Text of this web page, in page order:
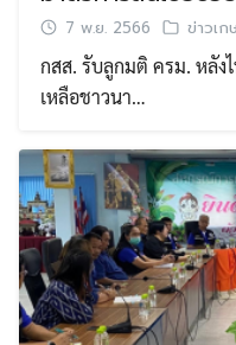
7 พ.ย. 2566 ข่าวเก
กสส. รับลูกมติ ครม. หลัง
เหลือชาวนา…